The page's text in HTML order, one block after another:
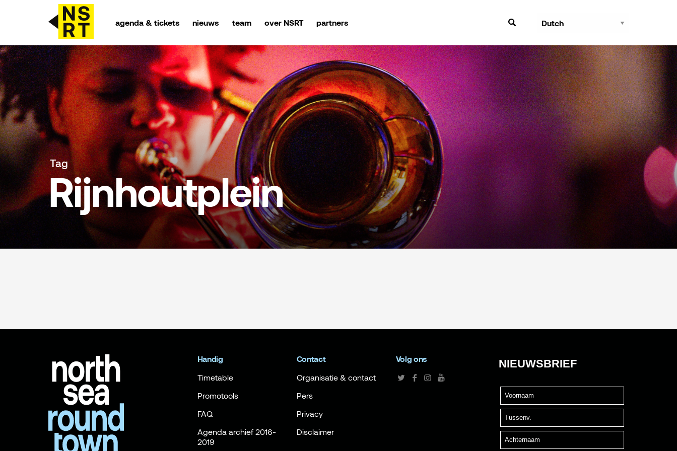
agenda & tickets nieuws team over NSRT partners
agenda & tickets
nieuws
team
over NSRT
partners
Tag
Rijnhoutplein
Handig
Timetable
Promotools
FAQ
Agenda archief 2016-
2019
Contact
Organisatie & contact
Pers
Privacy
Disclaimer
Volg ons